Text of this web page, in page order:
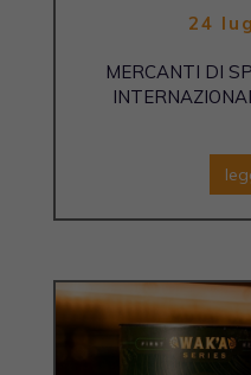
24
MERCANTI DI